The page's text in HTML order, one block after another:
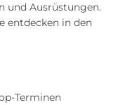
und Ausrüstungen.
entdecken in den
Terminen